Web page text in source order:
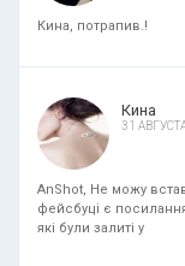
Кина, потрапив.!
Кина
31
AnShot, Не можу
фейсбуці є
які були залиті у